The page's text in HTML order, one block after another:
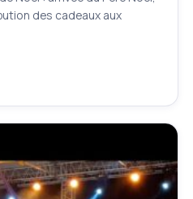
des cadeaux aux